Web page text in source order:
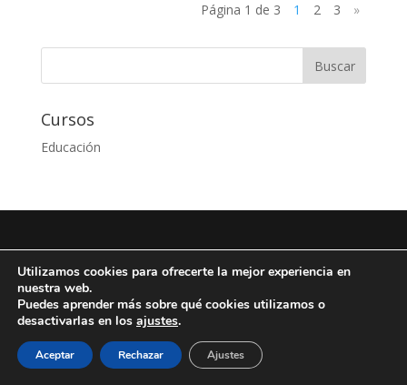
Página 1 de 3 1 2 3 »
Cursos
Educación
Fundación Arista -Aviso Legal- Política de
privacidad-Política de Cookies
Utilizamos cookies para ofrecerte la mejor experiencia en
nuestra web.
Puedes aprender más sobre qué cookies utilizamos o
desactivarlas en los ajustes.
Aceptar Rechazar Ajustes